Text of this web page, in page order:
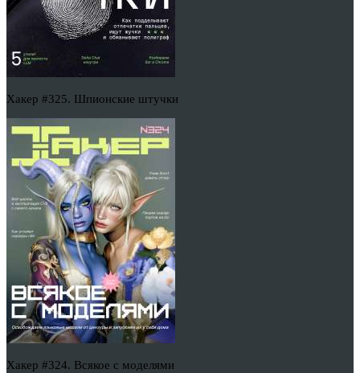
Хакер #325. Шпионские штучки
Хакер #324. Всякое с моделями